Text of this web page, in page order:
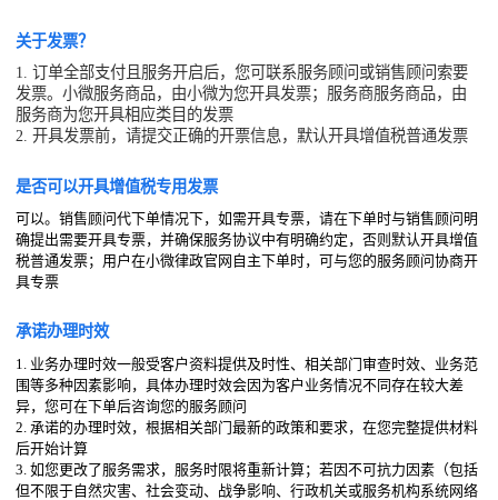
关于发票？
1. 订单全部支付且服务开启后，您可联系服务顾问或销售顾问索要
发票。小微服务商品，由小微为您开具发票；服务商服务商品，由
服务商为您开具相应类目的发票
2. 开具发票前，请提交正确的开票信息，默认开具增值税普通发票
是否可以开具增值税专用发票
可以。销售顾问代下单情况下，如需开具专票，请在下单时与销售顾问明
确提出需要开具专票，并确保服务协议中有明确约定，否则默认开具增值
税普通发票；用户在小微律政官网自主下单时，可与您的服务顾问协商开
具专票
承诺办理时效
1. 业务办理时效一般受客户资料提供及时性、相关部门审查时效、业务范
围等多种因素影响，具体办理时效会因为客户业务情况不同存在较大差
异，您可在下单后咨询您的服务顾问
2. 承诺的办理时效，根据相关部门最新的政策和要求，在您完整提供材料
后开始计算
3. 如您更改了服务需求，服务时限将重新计算；若因不可抗力因素（包括
但不限于自然灾害、社会变动、战争影响、行政机关或服务机构系统网络